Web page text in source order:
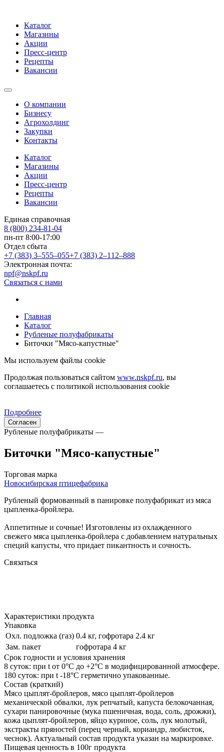
Каталог
Магазины
Акции
Пресс-центр
Рецепты
Вакансии
О компании
Бизнесу
Агрохолдинг
Закупки
Контакты
Каталог
Магазины
Акции
Пресс-центр
Рецепты
Вакансии
Единая справочная
8 (800) 234-81-04
пн-пт 8:00-17:00
Отдел сбыта
+7 (383) 3‒555‒055+7 (383) 2‒112‒888
Электронная почта:
npf@nskpf.ru
Связаться с нами
Главная
Каталог
Рубленые полуфабрикаты
Биточки "Мясо-капустные"
Мы используем файлы cookie
Продолжая пользоваться сайтом www.nskpf.ru, вы
соглашаетесь с политикой использования cookie
Подробнее
Согласен
Рубленые полуфабрикаты —
Биточки "Мясо-капустные"
Торговая марка
Новосибирская птицефабрика
Рубленый формованный в панировке полуфабрикат из мяса
цыпленка-бройлера.
Аппетитные и сочные! Изготовлены из охлажденного
свежего мяса цыпленка-бройлера с добавлением натуральных
специй капусты, что придает пикантность и сочность.
Связаться
Характеристики продукта
Упаковка
Охл. подложка (газ) 0.4 кг, гофротара 2.4 кг
Зам. пакет
гофротара 4 кг
Срок годности и условия хранения
8 суток: при t от 0°С до +2°С в модифицированной атмосфере.
180 суток: при t -18°С герметично упакованные.
Состав (краткий)
Мясо цыплят-бройлеров, мясо цыплят-бройлеров
механической обвалки, лук репчатый, капуста белокочанная,
сухари панировочные (мука пшеничная, вода, соль, дрожжи),
кожа цыплят-бройлеров, яйцо куриное, соль, лук молотый,
экстракты пряностей (перец черный, кориандр, любисток,
чеснок). Актуальный состав продукта указан на маркировке.
Пищевая ценность в 100г продукта